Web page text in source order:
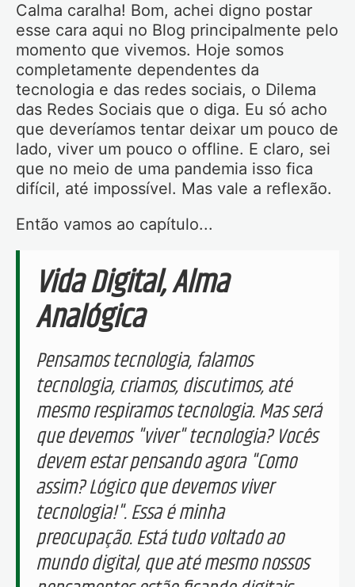
Calma caralha! Bom, achei digno postar
esse cara aqui no Blog principalmente pelo
momento que vivemos. Hoje somos
completamente dependentes da
tecnologia e das redes sociais, o Dilema
das Redes Sociais que o diga. Eu só acho
que deveríamos tentar deixar um pouco de
lado, viver um pouco o offline. E claro, sei
que no meio de uma pandemia isso fica
difícil, até impossível. Mas vale a reflexão.
Então vamos ao capítulo...
Vida Digital, Alma
Analógica
Pensamos tecnologia, falamos
tecnologia, criamos, discutimos, até
mesmo respiramos tecnologia. Mas será
que devemos "viver" tecnologia? Vocês
devem estar pensando agora "Como
assim? Lógico que devemos viver
tecnologia!". Essa é minha
preocupação. Está tudo voltado ao
mundo digital, que até mesmo nossos